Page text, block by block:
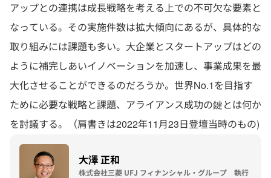
アップとの連携は成長戦略を考える上での不可欠な要素と
なっている。その実施件数は拡大傾向にあるが、具体的な
取り組みには課題も多い。大企業とスタートアップはどの
ように補完しあいイノベーションを加速し、事業成果を最
大化させることができるのだろうか。世界No.1を目指す
ために必要な戦略と課題、アライアンス成功の鍵とは何か
を討議する。（肩書きは2022年11月23日登壇当時のもの)
大澤 正和
株式会社三菱 UFJ フィナンシャル・グループ 執行